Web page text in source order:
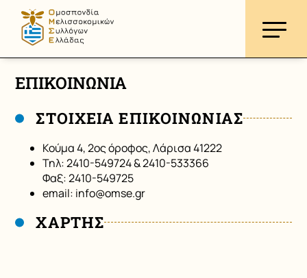
ΕΠΙΚΟΙΝΩΝΙΑ
ΣΤΟΙΧΕΙΑ ΕΠΙΚΟΙΝΩΝΙΑΣ
Κούμα 4, 2ος όροφος, Λάρισα 41222
Τηλ: 2410-549724 & 2410-533366
Φαξ: 2410-549725
email: info@omse.gr
ΧΑΡΤΗΣ